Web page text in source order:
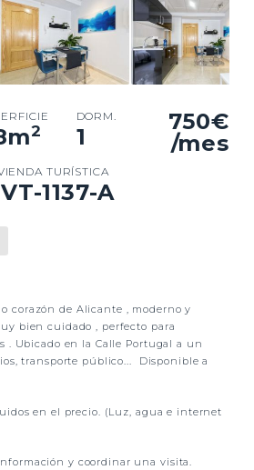
750€
/mes
m2
DORM.
1
TURÍSTICA
1137-A
corazón de Alicante , moderno y
bien cuidado , perfecto para
. Ubicado en la Calle Portugal a un
transporte público... Disponible a
en el precio. (Luz, agua e internet
y coordinar una visita.